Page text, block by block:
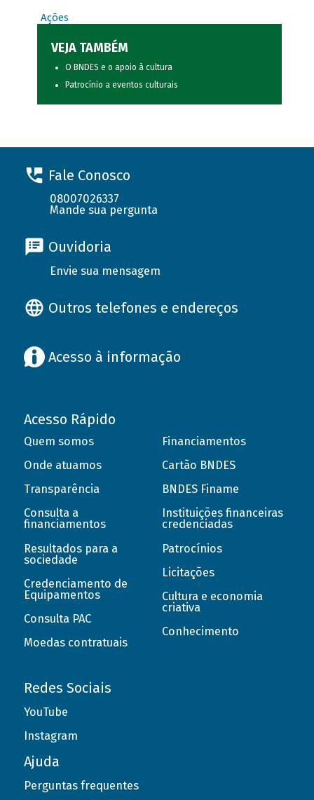
Ações
VEJA TAMBÉM
O BNDES e o apoio à cultura
Patrocínio a eventos culturais
Fale Conosco
08007026337
Mande sua pergunta
Ouvidoria
Envie sua mensagem
Outros telefones e endereços
Acesso à informação
Acesso Rápido
Quem somos
Onde atuamos
Transparência
Consulta a
financiamentos
Resultados para a
sociedade
Credenciamento de
Equipamentos
Consulta PAC
Moedas contratuais
Financiamentos
Cartão BNDES
BNDES Finame
Instituições financeiras
credenciadas
Patrocínios
Licitações
Cultura e economia
criativa
Conhecimento
Redes Sociais
YouTube
Instagram
Ajuda
Perguntas frequentes